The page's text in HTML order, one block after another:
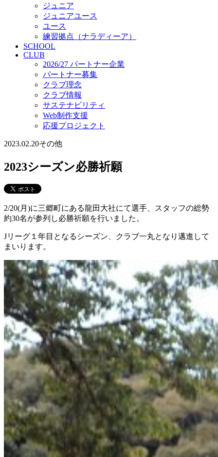
ジュニア
ジュニアユース
ユース
練習拠点（ナラディーア）
SCHOOL
CLUB
2026/27 パートナー企業
パートナー募集
クラブ理念
クラブ情報
サステナビリティ
Web制作支援
応援プロジェクト
2023.02.20その他
2023シーズン必勝祈願
2/20(月)に三郷町にある龍田大社にて選手、スタッフの総勢
約30名が参列し必勝祈願を行いました。
Jリーグ１年目となるシーズン、クラブ一丸となり邁進して
まいります。